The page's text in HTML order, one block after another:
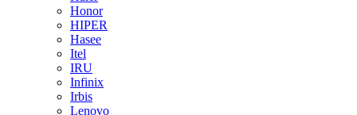
Honor
HIPER
Hasee
Itel
IRU
Infinix
Irbis
Lenovo